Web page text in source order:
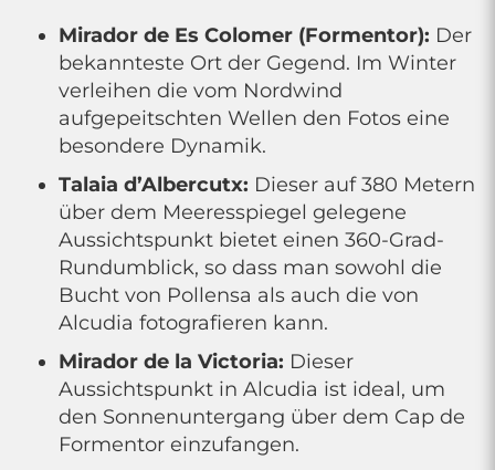
Mirador de Es Colomer (Formentor): Der
bekannteste Ort der Gegend. Im Winter
verleihen die vom Nordwind
aufgepeitschten Wellen den Fotos eine
besondere Dynamik.
Talaia d’Albercutx: Dieser auf 380 Metern
über dem Meeresspiegel gelegene
Aussichtspunkt bietet einen 360-Grad-
Rundumblick, so dass man sowohl die
Bucht von Pollensa als auch die von
Alcudia fotografieren kann.
Mirador de la Victoria: Dieser
Aussichtspunkt in Alcudia ist ideal, um
den Sonnenuntergang über dem Cap de
Formentor einzufangen.